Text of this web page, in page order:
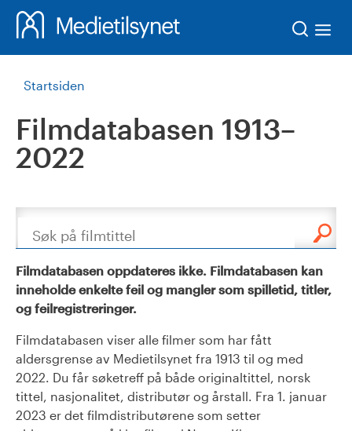
Startsiden
Filmdatabasen 1913–
2022
Søk
Filmdatabasen oppdateres ikke. Filmdatabasen kan
inneholde enkelte feil og mangler som spilletid, titler,
og feilregistreringer.
Filmdatabasen viser alle filmer som har fått
aldersgrense av Medietilsynet fra 1913 til og med
2022. Du får søketreff på både originaltittel, norsk
tittel, nasjonalitet, distributør og årstall. Fra 1. januar
2023 er det filmdistributørene som setter